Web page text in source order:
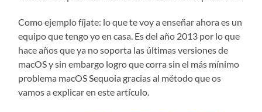
Como ejemplo fíjate: lo que te voy a enseñar ahora es un
equipo que tengo yo en casa. Es del año 2013 por lo que
hace años que ya no soporta las últimas versiones de
macOS y sin embargo logro que corra sin el más mínimo
problema macOS Sequoia gracias al método que os
vamos a explicar en este artículo.